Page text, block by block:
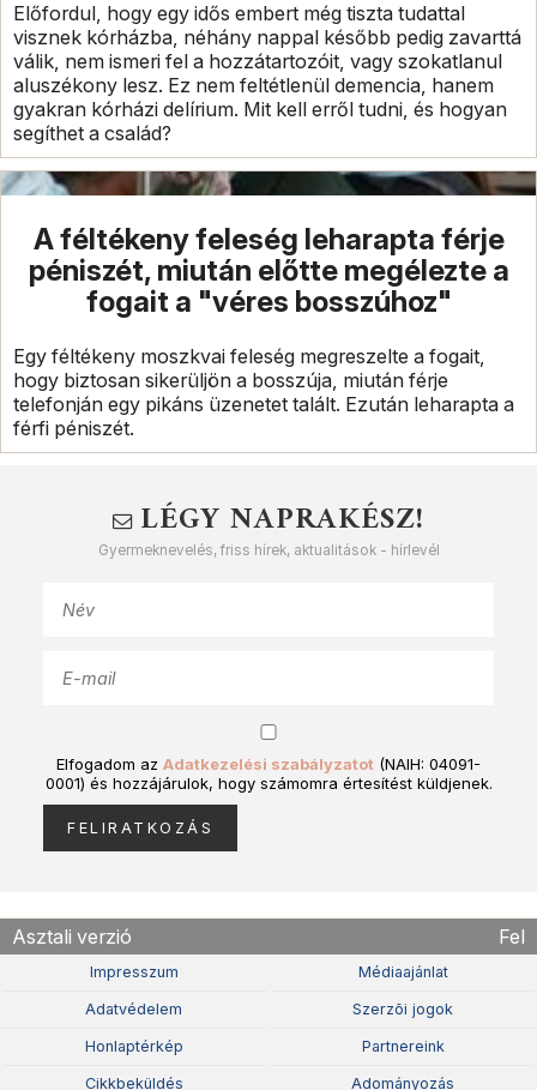
Előfordul, hogy egy idős embert még tiszta tudattal
visznek kórházba, néhány nappal később pedig zavarttá
válik, nem ismeri fel a hozzátartozóit, vagy szokatlanul
aluszékony lesz. Ez nem feltétlenül demencia, hanem
gyakran kórházi delírium. Mit kell erről tudni, és hogyan
segíthet a család?
A féltékeny feleség leharapta férje
péniszét, miután előtte megélezte a
fogait a "véres bosszúhoz"
Egy féltékeny moszkvai feleség megreszelte a fogait,
hogy biztosan sikerüljön a bosszúja, miután férje
telefonján egy pikáns üzenetet talált. Ezután leharapta a
férfi péniszét.
LÉGY NAPRAKÉSZ!
Gyermeknevelés, friss hírek, aktualitások - hírlevél
Elfogadom az Adatkezelési szabályzatot (NAIH: 04091-
0001) és hozzájárulok, hogy számomra értesítést küldjenek.
Asztali verzió Fel
Impresszum Médiaajánlat
Adatvédelem Szerzõi jogok
Honlaptérkép Partnereink
Cikkbeküldés Adományozás